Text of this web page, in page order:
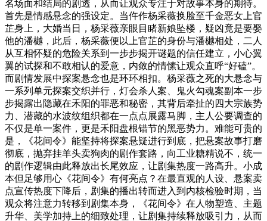
名场面和结局的剧透，从而让观众专注于对故事本身的期待。
首先是情感悬念的强设定。当仵作杨采薇换脸至千金恶女上官
芷身上，大婚当日，杨采薇亲眼目睹新娘坠楼，疑凶竟是要娶
他的潘樾，此后，杨采薇便以上官芷的身份与潘樾相处，二人
从互相怀疑的危险关系到一步步揭开谜题的信任建立，小心翼
翼的试探和不敢相认的爱意，内敛的情愫让观众直呼“好磕”。
而剧情发展中探案悬念也是环环相扣。杨采薇之死的大悬念与
一系列单元探案交织并行，灯会杀人案、鬼火勾魂案副本一步
步揭露出隐藏在禾阳的罪恶和秘密，其背后牵扯的四大宗族势
力、潜藏的水波纹组织都在一点点展露马脚，主人公要调查的
不仅是单一案件，更是禾阳盘根错节的黑恶势力。难能可贵的
是，《花间令》能坚持将探案悬疑进行到底，把悬案故事打磨
彻底，抛弃挂羊头卖狗肉的剧作套路，向工业糖精说不，统一
的剧作逻辑由此释放出长尾效应，让剧集热度一路高升。小成
本但足够用心《花间令》有何亮点？在最直观的人设、悬案卖
点宣传热度下降后，剧集的播出转而进入到内核检验时期，当
观众将注意力转移到剧集本身，《花间令》在人物塑造、主题
升华、美学加持上的细致处理，让剧集持续释放吸引力，从而